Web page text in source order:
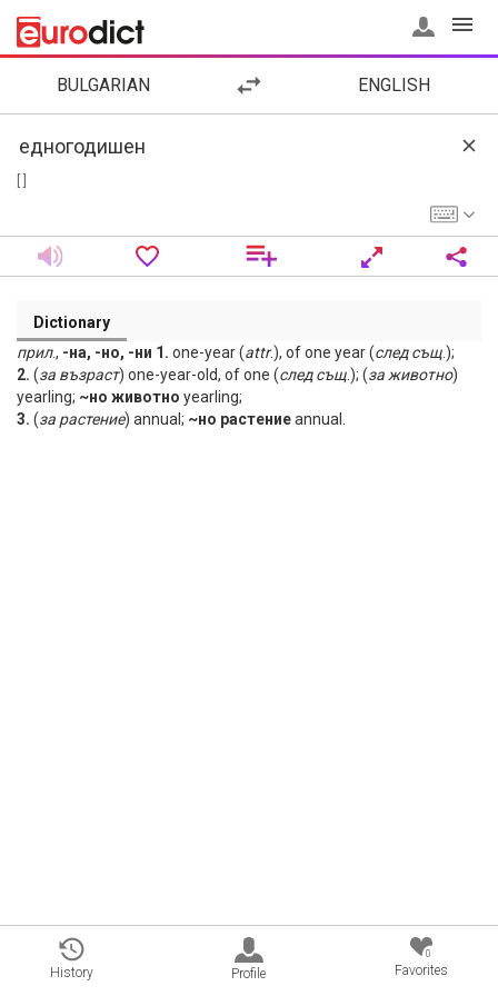
BULGARIAN ENGLISH
Dictionary
прил., -на, -но, -ни 1. one-year (attr.), of one year (след същ.);
2. (за възраст) one-year-old, of one (след същ.); (за животно)
yearling; ~но животно yearling;
3. (за растение) annual; ~но растениеannual.
History Profile
0
Favorites